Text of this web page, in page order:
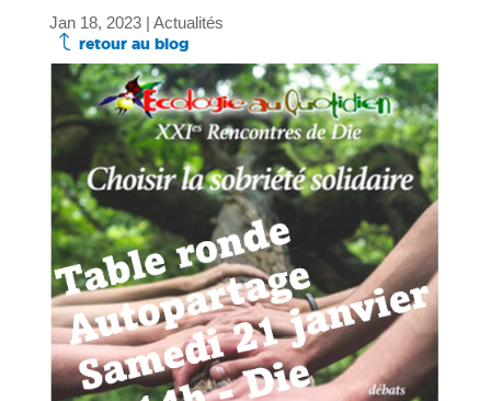
Jan 18, 2023| Actualités
J retour au blog